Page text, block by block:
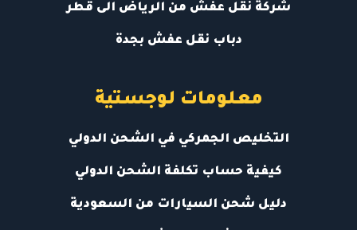
شركة نقل عفش من الرياض الى قطر
دباب نقل عفش بجدة
معلومات لوجستية
التخليص الجمركي في الشحن الدولي
كيفية حساب تكلفة الشحن الدولي
دليل شحن السيارات من السعودية